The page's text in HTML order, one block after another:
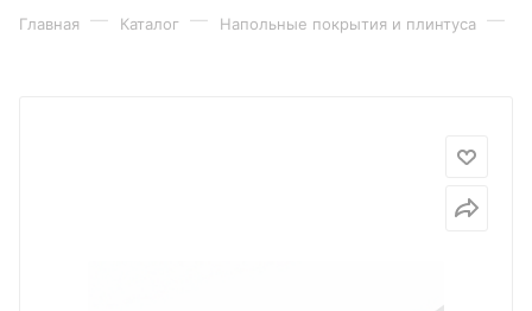
Главная — Каталог — Напольные покрытия и плинтуса —